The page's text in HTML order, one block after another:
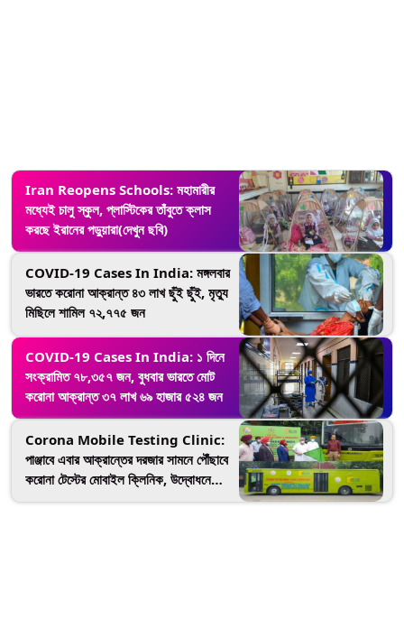
Iran Reopens Schools: মহামারীর
মধ্যেই চালু স্কুল, প্লাস্টিকের তাঁবুতে ক্লাস
করছে ইরানের পড়ুয়ারা(দেখুন ছবি)
COVID-19 Cases In India: মঙ্গলবার
ভারতে করোনা আক্রান্ত ৪৩ লাখ ছুঁই ছুঁই, মৃত্যু
মিছিলে শামিল ৭২,৭৭৫ জন
COVID-19 Cases In India: ১ দিনে
সংক্রামিত ৭৮,৩৫৭ জন, বুধবার ভারতে মোট
করোনা আক্রান্ত ৩৭ লাখ ৬৯ হাজার ৫২৪ জন
Corona Mobile Testing Clinic:
পাঞ্জাবে এবার আক্রান্তের দরজার সামনে পৌঁছাবে
করোনা টেস্টের মোবাইল ক্লিনিক, উদ্বোধনে